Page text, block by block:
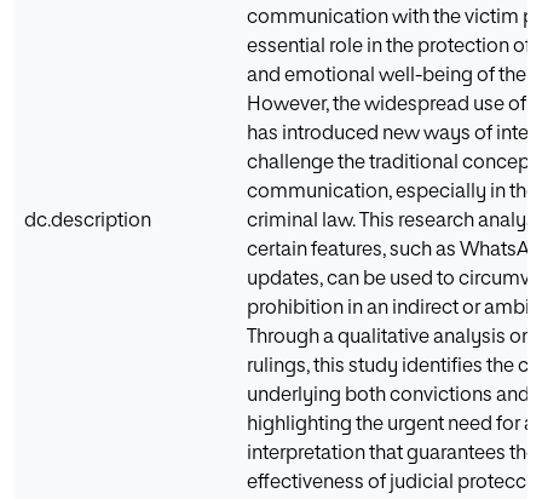
dc.description
communication with the victim
essential role in the protection of
and emotional well-being of the
However, the widespread use of
has introduced new ways of
challenge the traditional concept
communication, especially in the
criminal law. This research
certain features, such as
updates, can be used to
prohibition in an indirect or
Through a qualitative analysis on
rulings, this study identifies the
underlying both convictions and
highlighting the urgent need for a
interpretation that guarantees the
effectiveness of judicial